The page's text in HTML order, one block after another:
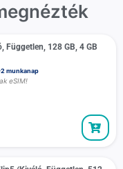
Független, 128 GB, 4 GB
munkanap
eSIM!